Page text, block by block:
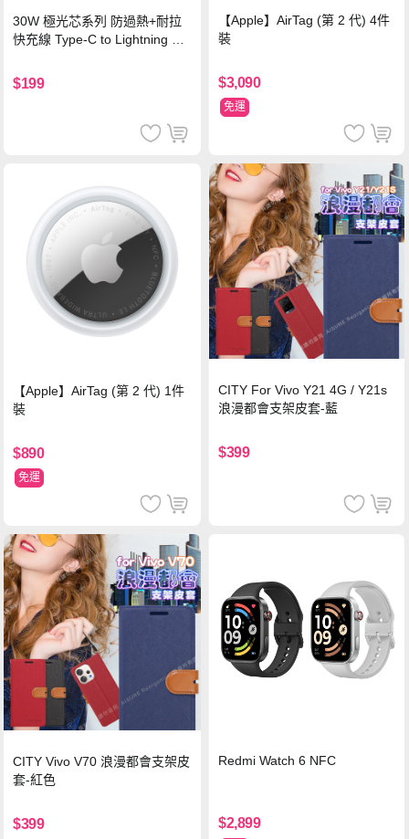
30W 極光芯系列 防過熱+耐拉
快充線 Type-C to Lightning 傳
$199
【Apple】AirTag (第 2 代) 4件
裝
$3,090
免運
【Apple】AirTag (第 2 代) 1件
裝
$890
免運
CITY For Vivo Y21 4G / Y21s
浪漫都會支架皮套-藍
$399
CITY Vivo V70 浪漫都會支架皮
套-紅色
$399
Redmi Watch 6 NFC
$2,899